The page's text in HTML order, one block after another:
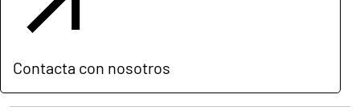
Contacta con nosotros